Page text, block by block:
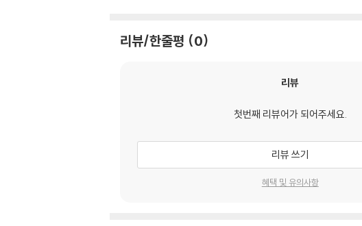
리뷰/한줄평 0
리뷰
첫번째 리뷰어가 되어주세요.
리뷰 쓰기
혜택 및 유의사항